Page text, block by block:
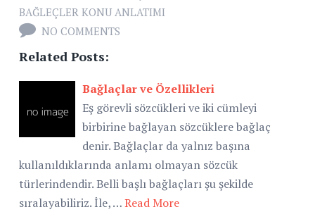
BAĞLEÇLER KONU ANLATIMI
NO COMMENTS
Related Posts:
Bağlaçlar ve Özellikleri
Eş görevli sözcükleri ve iki cümleyi
birbirine bağlayan sözcüklere bağlaç
denir. Bağlaçlar da yalnız başına
kullanıldıklarında anlamı olmayan sözcük
türlerindendir. Belli başlı bağlaçları şu şekilde
sıralayabiliriz. İle, …Read More